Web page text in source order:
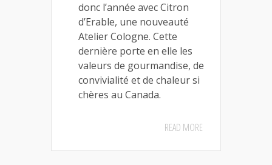
donc l’année avec Citron
d’Erable, une nouveauté
Atelier Cologne. Cette
dernière porte en elle les
valeurs de gourmandise, de
convivialité et de chaleur si
chères au Canada.
READ MORE